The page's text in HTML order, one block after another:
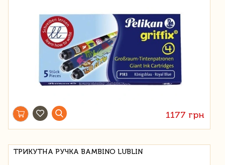
1177 грн
ТРИКУТНА РУЧКА BAMBINO LUBLIN